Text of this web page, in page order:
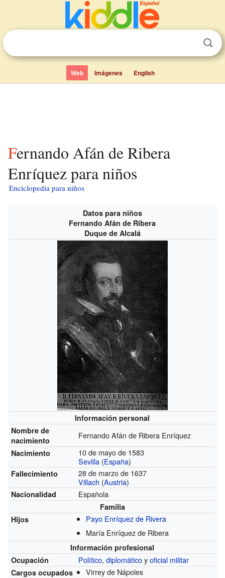
Web Imágenes English
Fernando Afán de Ribera
Enríquez para niños
Enciclopedia para niños
Datos para niños
Fernando Afán de Ribera
Duque de Alcalá
Información personal
Nombre de
nacimiento
Fernando Afán de Ribera Enríquez
Nacimiento
10 de mayo de 1583
Sevilla (España)
Fallecimiento
28 de marzo de 1637
Villach (Austria)
Nacionalidad Española
Familia
Hijos
Payo Enríquez de Rivera
María Enríquez de Ribera
Información profesional
Ocupación
Político,diplomáticoyoficial militar
Cargos ocupados
Virrey de Nápoles